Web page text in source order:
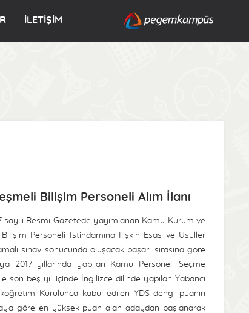
İLETİŞİM
Bilişim Personeli Alım İlanı
Resmi Gazetede yayımlanan Kamu Kurum ve
Personeli İstihdamına İlişkin Esas ve Usuller
sınav sonucunda oluşacak başarı sırasına göre
2017 yıllarında yapılan Kamu Personeli Seçme
son beş yıl içinde İngilizce dilinde yapılan Yabancı
Kurulunca kabul edilen YDS dengi puanın
göre en yüksek puan alan adaydan başlanarak